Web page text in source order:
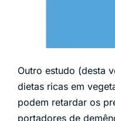
Outro estudo (desta
dietas ricas em
podem retardar os
portadores de